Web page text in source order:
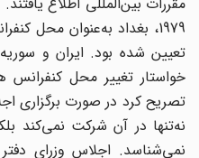
1979، بغداد به‌عنوان محل
خواستار تغییر محل کنفرانس
تصریح کرد در صورت برگزاری
نه‌تنها در آن شرکت نمی‌کند
نمی‌شناسد. اجلاس وزرای